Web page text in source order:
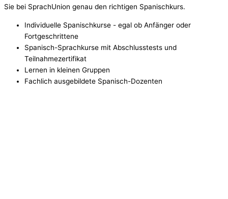
Sie bei SprachUnion genau den richtigen Spanischkurs.
Individuelle Spanischkurse - egal ob Anfänger oder
Fortgeschrittene
Spanisch-Sprachkurse mit Abschlusstests und
Teilnahmezertifikat
Lernen in kleinen Gruppen
Fachlich ausgebildete Spanisch-Dozenten